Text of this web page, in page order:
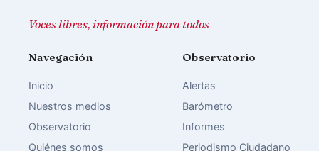
Voces libres, información para todos
Navegación
Inicio
Nuestros medios
Observatorio
Quiénes somos
Observatorio
Alertas
Barómetro
Informes
Periodismo Ciudadano